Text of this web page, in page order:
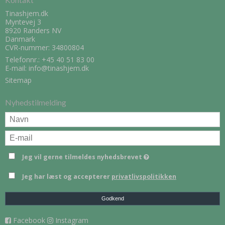
Tinashjem.dk
Myntevej 3
8920 Randers NV
Danmark
CVR-nummer: 34800804
Telefonnr.: +45 40 51 83 00
E-mail: info@tinashjem.dk
Sitemap
Nyhedstilmelding
Jeg vil gerne tilmeldes nyhedsbrevet
Jeg har læst og accepterer privatlivspolitikken
Godkend
Facebook Instagram